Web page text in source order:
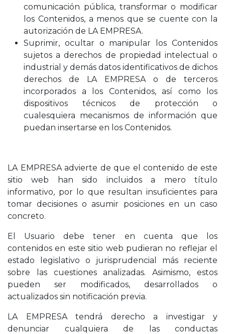
comunicación pública, transformar o modificar
los Contenidos, a menos que se cuente con la
autorización de LA EMPRESA.
Suprimir, ocultar o manipular los Contenidos
sujetos a derechos de propiedad intelectual o
industrial y demás datos identificativos de dichos
derechos de LA EMPRESA o de terceros
incorporados a los Contenidos, así como los
dispositivos técnicos de protección o
cualesquiera mecanismos de información que
puedan insertarse en los Contenidos.
LA EMPRESA advierte de que el contenido de este
sitio web han sido incluidos a mero título
informativo, por lo que resultan insuficientes para
tomar decisiones o asumir posiciones en un caso
concreto.
El Usuario debe tener en cuenta que los
contenidos en este sitio web pudieran no reflejar el
estado legislativo o jurisprudencial más reciente
sobre las cuestiones analizadas. Asimismo, estos
pueden ser modificados, desarrollados o
actualizados sin notificación previa.
LA EMPRESA tendrá derecho a investigar y
denunciar cualquiera de las conductas